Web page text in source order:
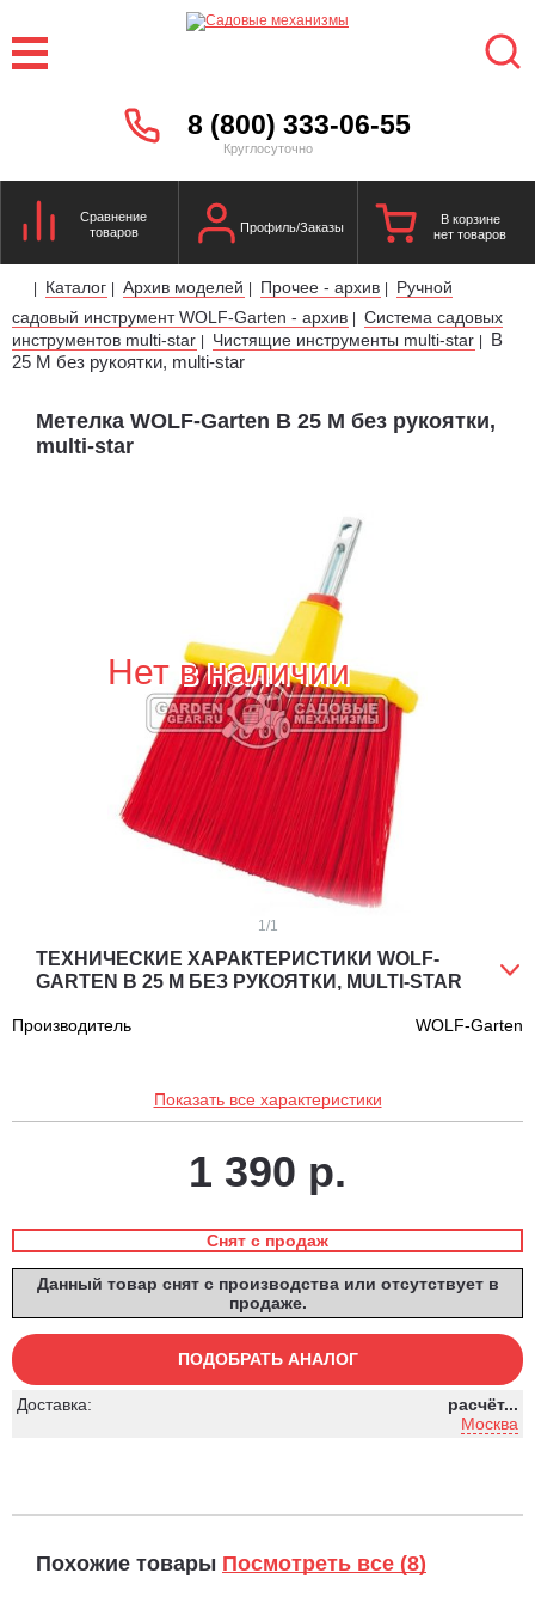
8 (800) 333-06-55
Круглосуточно
Сравнение
товаров
Профиль/Заказы
В корзине
нет товаров
| Каталог | Архив моделей | Прочее - архив |
Ручной
садовый инструмент WOLF-Garten - архив | Система садовых
инструментов multi-star | Чистящие инструменты multi-star |
B
25 M без рукоятки, multi-star
Метелка WOLF-Garten B 25 M без рукоятки,
multi-star
Нет в наличии
1 /1
ТЕХНИЧЕСКИЕ ХАРАКТЕРИСТИКИ WOLF-
GARTEN B 25 M БЕЗ РУКОЯТКИ, MULTI-STAR
Производитель WOLF-Garten
Показать все характеристики
1 390 р.
Снят с продаж
Данный товар снят с производства или отсутствует в
продаже.
ПОДОБРАТЬ АНАЛОГ
Доставка:
расчёт...
Москва
Похожие товары Посмотреть все (8)